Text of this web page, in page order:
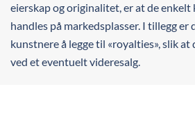
eierskap og originalitet, er at de enkelt
handles på markedsplasser. I tillegg
kunstnere å legge til «royalties», slik at
ved et eventuelt videresalg.